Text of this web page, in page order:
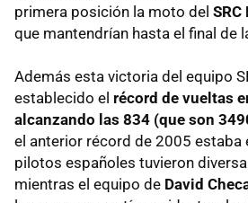
primera posición la moto del SRC
que mantendrían hasta el final de
Además esta victoria del equipo
establecido el récord de vueltas
alcanzando las 834 (que son
el anterior récord de 2005 estaba
pilotos españoles tuvieron
mientras el equipo de David